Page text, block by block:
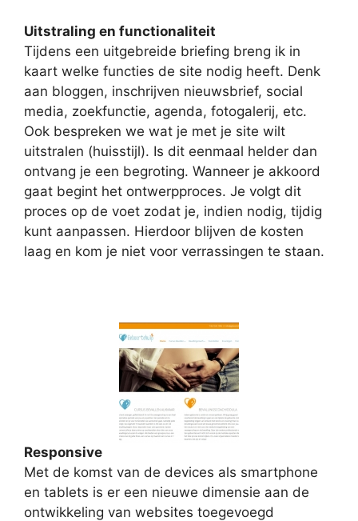
Uitstraling en functionaliteit
Tijdens een uitgebreide briefing breng ik in
kaart welke functies de site nodig heeft. Denk
aan bloggen, inschrijven nieuwsbrief, social
media, zoekfunctie, agenda, fotogalerij, etc.
Ook bespreken we wat je met je site wilt
uitstralen (huisstijl). Is dit eenmaal helder dan
ontvang je een begroting. Wanneer je akkoord
gaat begint het ontwerpproces. Je volgt dit
proces op de voet zodat je, indien nodig, tijdig
kunt aanpassen. Hierdoor blijven de kosten
laag en kom je niet voor verrassingen te staan.
Responsive
Met de komst van de devices als smartphone
en tablets is er een nieuwe dimensie aan de
ontwikkeling van websites toegevoegd